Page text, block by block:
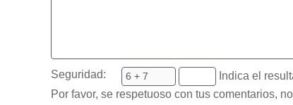
Seguridad:
Indica el
Por favor, se respetuoso con tus comentarios,